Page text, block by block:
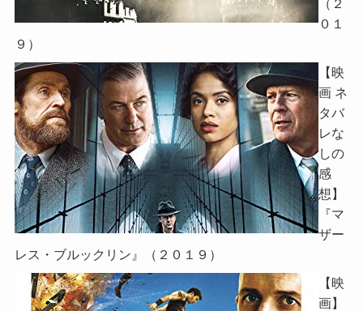
（２
０１
９）
【映
画 ネ
タバ
レな
しの
感
想】
『マ
ザー
レス・ブルックリン』（２０１９）
【映
画】